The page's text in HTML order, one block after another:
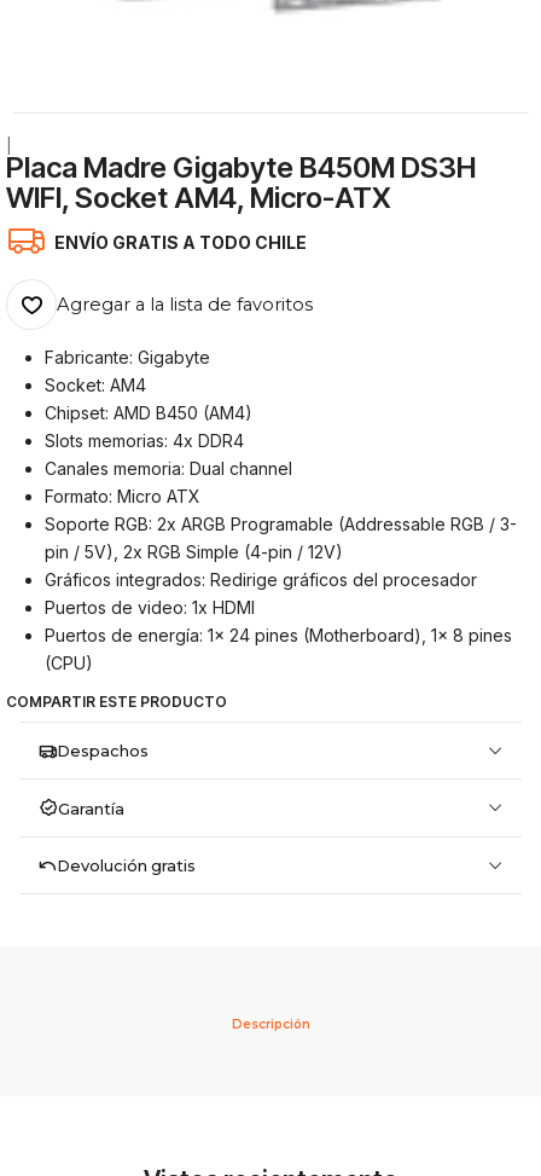
Placa Madre Gigabyte B450M DS3H
WIFI, Socket AM4, Micro-ATX
ENVÍO GRATIS A TODO CHILE
Agregar a la lista de favoritos
Fabricante: Gigabyte
Socket: AM4
Chipset: AMD B450 (AM4)
Slots memorias: 4x DDR4
Canales memoria: Dual channel
Formato: Micro ATX
Soporte RGB: 2x ARGB Programable (Addressable RGB / 3-
pin / 5V), 2x RGB Simple (4-pin / 12V)
Gráficos integrados: Redirige gráficos del procesador
Puertos de video: 1x HDMI
Puertos de energía: 1x 24 pines (Motherboard), 1x 8 pines
(CPU)
COMPARTIR ESTE PRODUCTO
Despachos
Garantía
Devolución gratis
Descripción